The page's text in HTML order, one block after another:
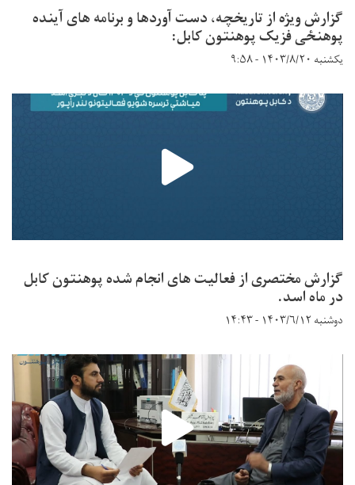
گزارش ویژه از تاریخچه، دست آوردها و برنامه های آینده
پوهنځی فزیک پوهنتون کابل:
یکشنبه ۱۴۰۳/۸/۲۰ - ۹:۵۸
گزارش مختصری از فعالیت های انجام شده پوهنتون کابل
در ماه اسد.
دوشنبه ۱۴۰۳/۶/۱۲ - ۱۴:۴۳